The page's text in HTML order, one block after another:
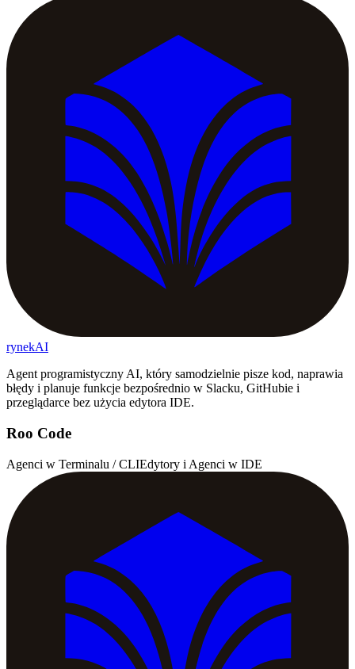
rynekAI
Agent programistyczny AI, który samodzielnie pisze kod, naprawia
błędy i planuje funkcje bezpośrednio w Slacku, GitHubie i
przeglądarce bez użycia edytora IDE.
Roo Code
Agenci w Terminalu / CLIEdytory i Agenci w IDE